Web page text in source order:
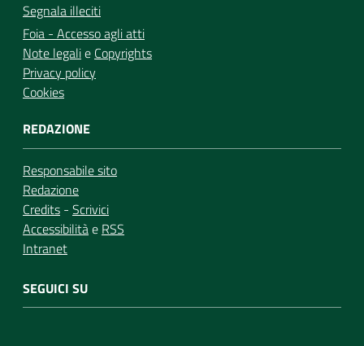
Segnala illeciti
Foia - Accesso agli atti
Note legalie Copyrights
Privacy policy
Cookies
REDAZIONE
Responsabile sito
Redazione
Credits - Scrivici
Accessibilitàe RSS
Intranet
SEGUICI SU